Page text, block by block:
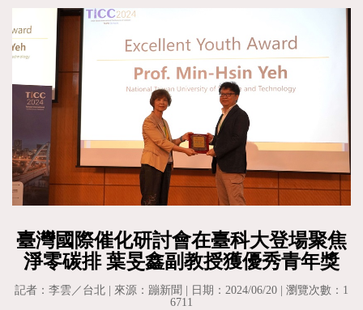
o
u
臺灣國際催化研討會在臺科大登場聚焦
淨零碳排 葉旻鑫副教授獲優秀青年獎
記者：李雲／台北 | 來源：蹦新聞 | 日期：2024/06/20 | 瀏覽次數：1
6711